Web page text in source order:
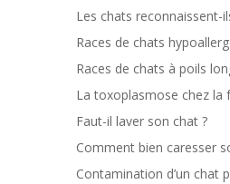
Les chats reconnaissent-
Races de chats
Races de chats à poils
La toxoplasmose chez la
Faut-il laver son chat ?
Comment bien caresser
Contamination d’un chat